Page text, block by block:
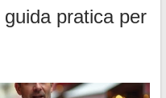
pratica per